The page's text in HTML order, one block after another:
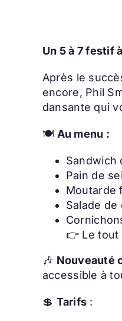
Un 5 à 7 festif
Après le
encore, Phil
dansante qui
🍽 Au menu :
Sandwich
Pain de
Moutarde
Salade de
👉 Le tout
🎶 Nouveauté
accessible à
💲 Tarifs :